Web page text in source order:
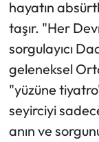
hayatın
taşır. "Her
sorgulayıcı
geleneksel
"yüzüne
seyirciyi
anın ve